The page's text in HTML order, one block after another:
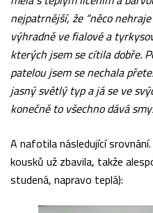
nejpatrnější, že “něco
výhradně ve fialové a
kterých jsem se cítila dobře.
patelou jsem se nechala
jasný světlý typ a já se ve
konečně to všechno dává
A nafotila následující
kousků už zbavila, takže
studená, napravo teplá):